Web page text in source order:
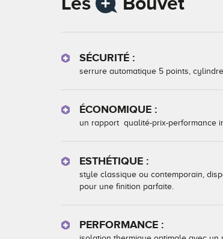
SÉCURITÉ :
serrure automatique 5 points,
ÉCONOMIQUE :
un rapport qualité-prix-performance
ESTHÉTIQUE :
style classique ou contemporain,
pour une finition parfaite.
PERFORMANCE :